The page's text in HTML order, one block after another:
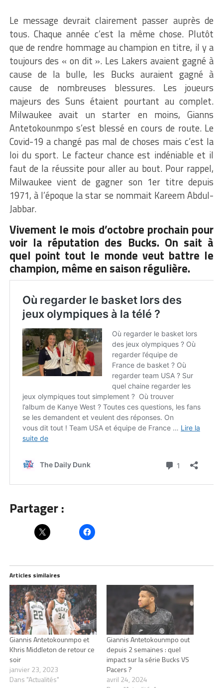
Le message devrait clairement passer auprès de
tous. Chaque année c’est la même chose. Plutôt
que de rendre hommage au champion en titre, il y a
toujours des « on dit ». Les Lakers avaient gagné à
cause de la bulle, les Bucks auraient gagné à
cause de nombreuses blessures. Les joueurs
majeurs des Suns étaient pourtant au complet.
Milwaukee avait un starter en moins, Gianns
Antetokounmpo s’est blessé en cours de route. Le
Covid-19 a changé pas mal de choses mais c’est la
loi du sport. Le facteur chance est indéniable et il
faut de la réussite pour aller au bout. Pour rappel,
Milwaukee vient de gagner son 1er titre depuis
1971, à l’époque la star se nommait Kareem Abdul-
Jabbar.
Vivement le mois d’octobre prochain pour
voir la réputation des Bucks. On sait à
quel point tout le monde veut battre le
champion, même en saison régulière.
Partager :
Articles similaires
Giannis Antetokounmpo et
Khris Middleton de retour ce
soir
janvier 23, 2023
Dans "Actualités"
Giannis Antetokounmpo out
depuis 2 semaines : quel
impact sur la série Bucks VS
Pacers ?
avril 24, 2024